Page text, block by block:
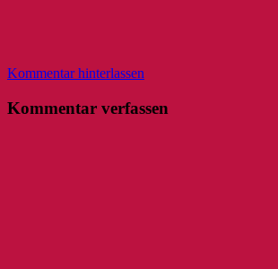
Kommentar hinterlassen
Kommentar verfassen